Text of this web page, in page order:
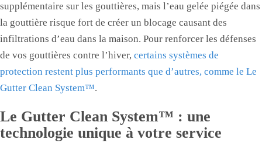
supplémentaire sur les gouttières, mais l’eau gelée piégée dans
la gouttière risque fort de créer un blocage causant des
infiltrations d’eau dans la maison. Pour renforcer les défenses
de vos gouttières contre l’hiver, certains systèmes de
protection restent plus performants que d’autres, comme le Le
Gutter Clean System™.
Le Gutter Clean System™ : une
technologie unique à votre service